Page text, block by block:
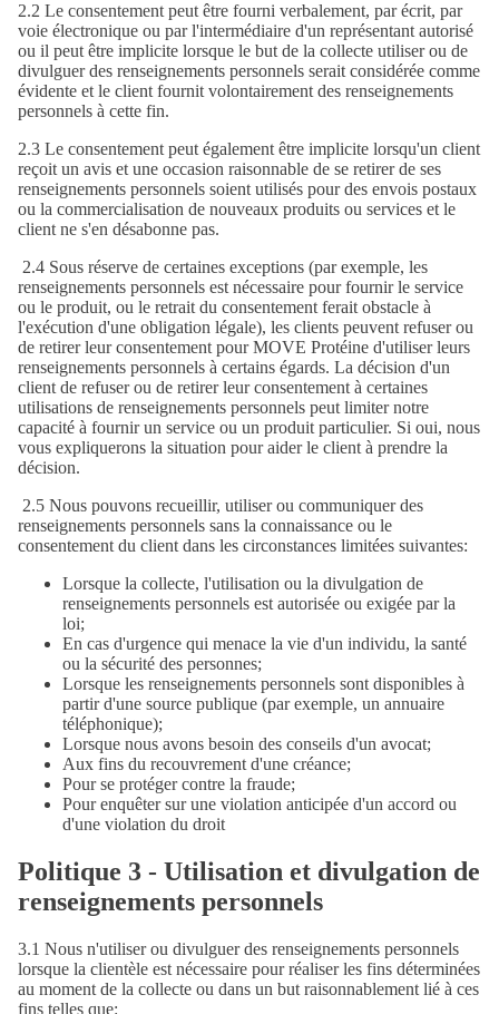
2.2 Le consentement peut être fourni verbalement, par écrit, par
voie électronique ou par l'intermédiaire d'un représentant autorisé
ou il peut être implicite lorsque le but de la collecte utiliser ou de
divulguer des renseignements personnels serait considérée comme
évidente et le client fournit volontairement des renseignements
personnels à cette fin.
2.3 Le consentement peut également être implicite lorsqu'un client
reçoit un avis et une occasion raisonnable de se retirer de ses
renseignements personnels soient utilisés pour des envois postaux
ou la commercialisation de nouveaux produits ou services et le
client ne s'en désabonne pas.
2.4 Sous réserve de certaines exceptions (par exemple, les
renseignements personnels est nécessaire pour fournir le service
ou le produit, ou le retrait du consentement ferait obstacle à
l'exécution d'une obligation légale), les clients peuvent refuser ou
de retirer leur consentement pour MOVE Protéine d'utiliser leurs
renseignements personnels à certains égards. La décision d'un
client de refuser ou de retirer leur consentement à certaines
utilisations de renseignements personnels peut limiter notre
capacité à fournir un service ou un produit particulier. Si oui, nous
vous expliquerons la situation pour aider le client à prendre la
décision.
2.5 Nous pouvons recueillir, utiliser ou communiquer des
renseignements personnels sans la connaissance ou le
consentement du client dans les circonstances limitées suivantes:
Lorsque la collecte, l'utilisation ou la divulgation de
renseignements personnels est autorisée ou exigée par la
loi;
En cas d'urgence qui menace la vie d'un individu, la santé
ou la sécurité des personnes;
Lorsque les renseignements personnels sont disponibles à
partir d'une source publique (par exemple, un annuaire
téléphonique);
Lorsque nous avons besoin des conseils d'un avocat;
Aux fins du recouvrement d'une créance;
Pour se protéger contre la fraude;
Pour enquêter sur une violation anticipée d'un accord ou
d'une violation du droit
Politique 3 - Utilisation et divulgation de
renseignements personnels
3.1 Nous n'utiliser ou divulguer des renseignements personnels
lorsque la clientèle est nécessaire pour réaliser les fins déterminées
au moment de la collecte ou dans un but raisonnablement lié à ces
fins telles que: